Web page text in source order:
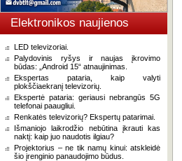
Elektronikos naujienos
LED televizoriai.
Palydovinis ryšys ir naujas įkrovimo
būdas: „Android 15“ atnaujinimas.
Ekspertas pataria, kaip valyti
plokščiaekranį televizorių.
Ekspertė pataria: geriausi nebrangūs 5G
telefonai paaugliui.
Renkatės televizorių? Ekspertų patarimai.
Išmaniojo laikrodžio nebūtina įkrauti kas
naktį: kaip juo naudotis ilgiau?
Projektorius – ne tik namų kinui: atskleidė
šio įrenginio panaudojimo būdus.